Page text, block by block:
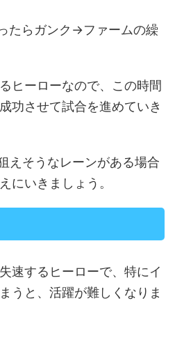
たらガンク→ファームの繰
ヒーローなので、この時間
功させて試合を進めていき
えそうなレーンがある場合
にいきましょう。
速するヒーローで、特にイ
うと、活躍が難しくなりま